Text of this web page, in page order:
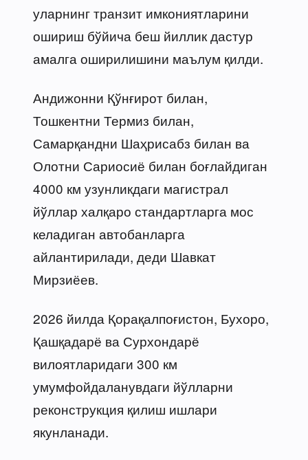
уларнинг транзит имкониятларини
ошириш бўйича беш йиллик дастур
амалга оширилишини маълум қилди.
Андижонни Қўнғирот билан,
Тошкентни Термиз билан,
Самарқандни Шаҳрисабз билан ва
Олотни Сариосиё билан боғлайдиган
4000 км узунликдаги магистрал
йўллар халқаро стандартларга мос
келадиган автобанларга
айлантирилади, деди Шавкат
Мирзиёев.
2026 йилда Қорақалпоғистон, Бухоро,
Қашқадарё ва Сурхондарё
вилоятларидаги 300 км
умумфойдаланувдаги йўлларни
реконструкция қилиш ишлари
якунланади.